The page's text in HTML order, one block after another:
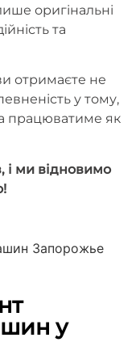
оригінальні
та
отримаєте не
у тому,
працюватиме як
і ми відновимо
у